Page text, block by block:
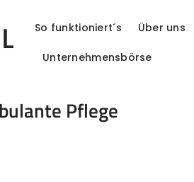
So funktioniert´s Über uns
Unternehmensbörse
Pflege